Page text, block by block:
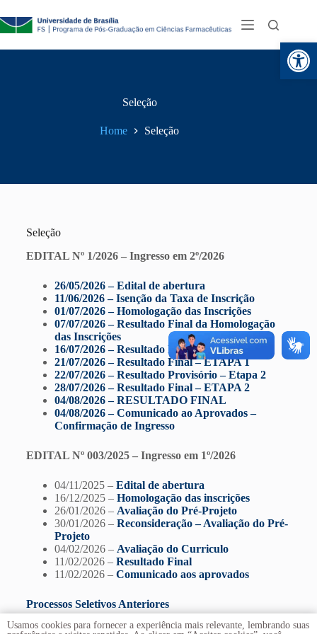
Seleção
Home Seleção
Seleção
EDITAL Nº 1/2026 – Ingresso em 2º/2026
26/05/2026 – Edital de abertura
11/06/2026 – Isenção da Taxa de Inscrição
01/07/2026 – Homologação das Inscrições
07/07/2026 – Resultado Final da Homologação
das Inscrições
16/07/2026 – Resultado Provisório Etapa 1
21/07/2026 – Resultado Final – ETAPA 1
22/07/2026 – Resultado Provisório – Etapa 2
28/07/2026 – Resultado Final – ETAPA 2
04/08/2026 – RESULTADO FINAL
04/08/2026 – Comunicado ao Aprovados –
Confirmação de Ingresso
EDITAL Nº 003/2025 – Ingresso em 1º/2026
04/11/2025 – Edital de abertura
16/12/2025 – Homologação das inscrições
26/01/2026 – Avaliação do Pré-Projeto
30/01/2026 –Reconsideração – Avaliação do Pré-
Projeto
04/02/2026 – Avaliação do Curriculo
11/02/2026 – Resultado Final
11/02/2026 – Comunicado aos aprovados
Processos Seletivos Anteriores
Usamos cookies para fornecer a experiência mais relevante, lembrando suas